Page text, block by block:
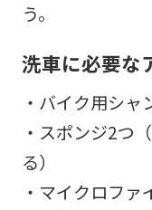
う。
洗車に必要な
・バイク用シャ
・スポンジ2つ
る）
・マイクロファ